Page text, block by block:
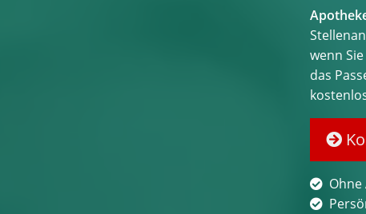
wenn
das